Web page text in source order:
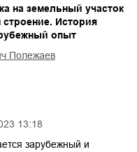
13:18
на земельный участок
История
опыт
Полежаев
зарубежный и